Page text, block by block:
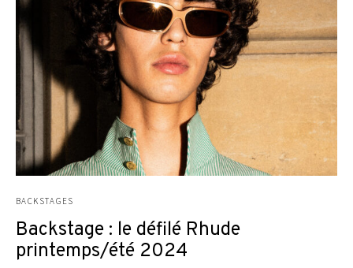
BACKSTAGES
Backstage : le défilé Rhude
printemps/été 2024